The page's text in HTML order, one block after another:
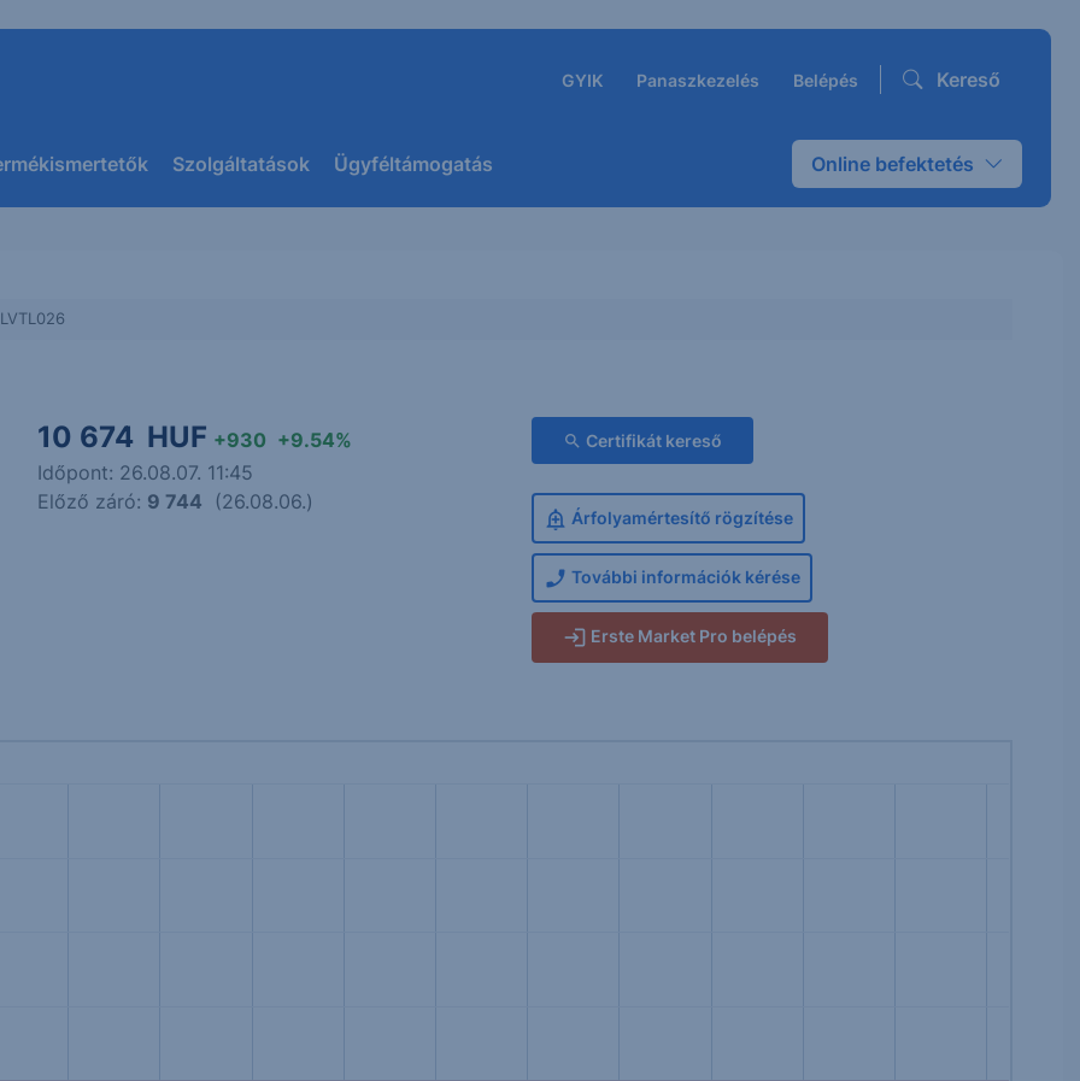
GYIK Panaszkezelés Belépés Kereső
Szolgáltatások Ügyféltámogatás Online befektetés
10 674 HUF +930 +9.54%
Időpont: 26.08.07. 11:45
Előző záró: 9 744 (26.08.06.)
Certifikát kereső
Árfolyamértesítő rögzítése
További információk kérése
Erste Market Pro belépés